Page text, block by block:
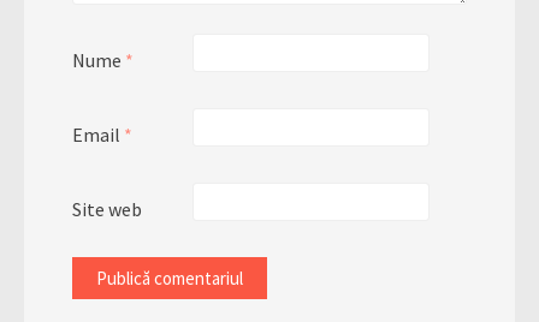
Nume *
Email *
Site web